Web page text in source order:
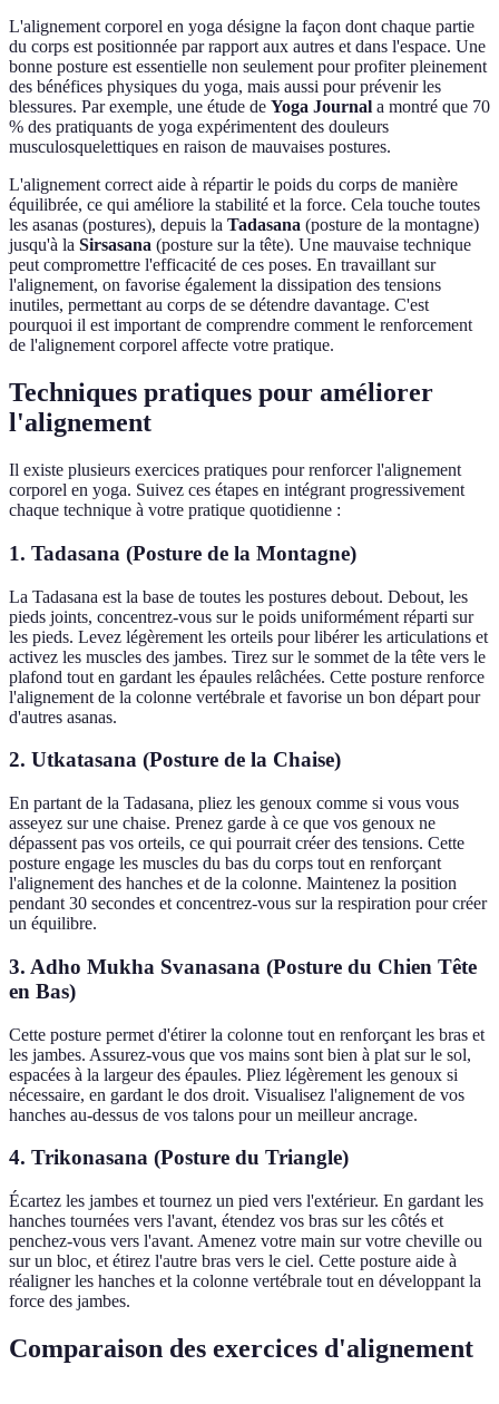
L'alignement corporel en yoga désigne la façon dont chaque partie
du corps est positionnée par rapport aux autres et dans l'espace. Une
bonne posture est essentielle non seulement pour profiter pleinement
des bénéfices physiques du yoga, mais aussi pour prévenir les
blessures. Par exemple, une étude de Yoga Journal a montré que 70
% des pratiquants de yoga expérimentent des douleurs
musculosquelettiques en raison de mauvaises postures.
L'alignement correct aide à répartir le poids du corps de manière
équilibrée, ce qui améliore la stabilité et la force. Cela touche toutes
les asanas (postures), depuis la Tadasana (posture de la montagne)
jusqu'à la Sirsasana (posture sur la tête). Une mauvaise technique
peut compromettre l'efficacité de ces poses. En travaillant sur
l'alignement, on favorise également la dissipation des tensions
inutiles, permettant au corps de se détendre davantage. C'est
pourquoi il est important de comprendre comment le renforcement
de l'alignement corporel affecte votre pratique.
Techniques pratiques pour améliorer
l'alignement
Il existe plusieurs exercices pratiques pour renforcer l'alignement
corporel en yoga. Suivez ces étapes en intégrant progressivement
chaque technique à votre pratique quotidienne :
1. Tadasana (Posture de la Montagne)
La Tadasana est la base de toutes les postures debout. Debout, les
pieds joints, concentrez-vous sur le poids uniformément réparti sur
les pieds. Levez légèrement les orteils pour libérer les articulations et
activez les muscles des jambes. Tirez sur le sommet de la tête vers le
plafond tout en gardant les épaules relâchées. Cette posture renforce
l'alignement de la colonne vertébrale et favorise un bon départ pour
d'autres asanas.
2. Utkatasana (Posture de la Chaise)
En partant de la Tadasana, pliez les genoux comme si vous vous
asseyez sur une chaise. Prenez garde à ce que vos genoux ne
dépassent pas vos orteils, ce qui pourrait créer des tensions. Cette
posture engage les muscles du bas du corps tout en renforçant
l'alignement des hanches et de la colonne. Maintenez la position
pendant 30 secondes et concentrez-vous sur la respiration pour créer
un équilibre.
3. Adho Mukha Svanasana (Posture du Chien Tête
en Bas)
Cette posture permet d'étirer la colonne tout en renforçant les bras et
les jambes. Assurez-vous que vos mains sont bien à plat sur le sol,
espacées à la largeur des épaules. Pliez légèrement les genoux si
nécessaire, en gardant le dos droit. Visualisez l'alignement de vos
hanches au-dessus de vos talons pour un meilleur ancrage.
4. Trikonasana (Posture du Triangle)
Écartez les jambes et tournez un pied vers l'extérieur. En gardant les
hanches tournées vers l'avant, étendez vos bras sur les côtés et
penchez-vous vers l'avant. Amenez votre main sur votre cheville ou
sur un bloc, et étirez l'autre bras vers le ciel. Cette posture aide à
réaligner les hanches et la colonne vertébrale tout en développant la
force des jambes.
Comparaison des exercices d'alignement